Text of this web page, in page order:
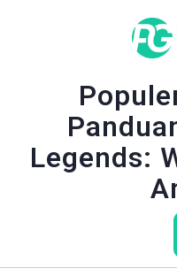
Legends: